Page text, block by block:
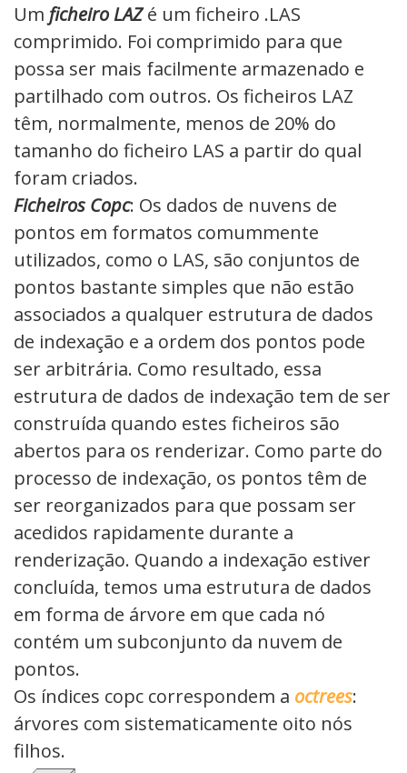
Um ficheiro LAZé um ficheiro .LAS
comprimido. Foi comprimido para que
possa ser mais facilmente armazenado e
partilhado com outros. Os ficheiros LAZ
têm, normalmente, menos de 20% do
tamanho do ficheiro LAS a partir do qual
foram criados.
Ficheiros Copc: Os dados de nuvens de
pontos em formatos comummente
utilizados, como o LAS, são conjuntos de
pontos bastante simples que não estão
associados a qualquer estrutura de dados
de indexação e a ordem dos pontos pode
ser arbitrária. Como resultado, essa
estrutura de dados de indexação tem de ser
construída quando estes ficheiros são
abertos para os renderizar. Como parte do
processo de indexação, os pontos têm de
ser reorganizados para que possam ser
acedidos rapidamente durante a
renderização. Quando a indexação estiver
concluída, temos uma estrutura de dados
em forma de árvore em que cada nó
contém um subconjunto da nuvem de
pontos.
Os índices copc correspondem a octrees:
árvores com sistematicamente oito nós
filhos.